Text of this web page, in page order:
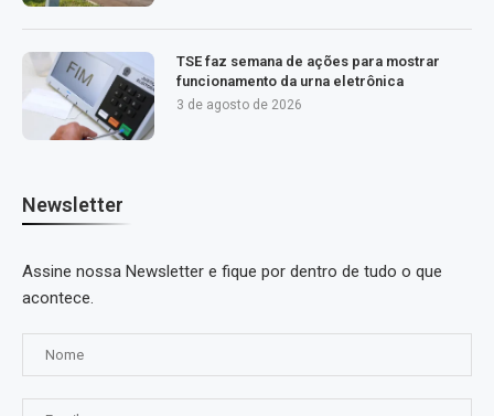
TSE faz semana de ações para mostrar
funcionamento da urna eletrônica
3 de agosto de 2026
Newsletter
Assine nossa Newsletter e fique por dentro de tudo o que
acontece.